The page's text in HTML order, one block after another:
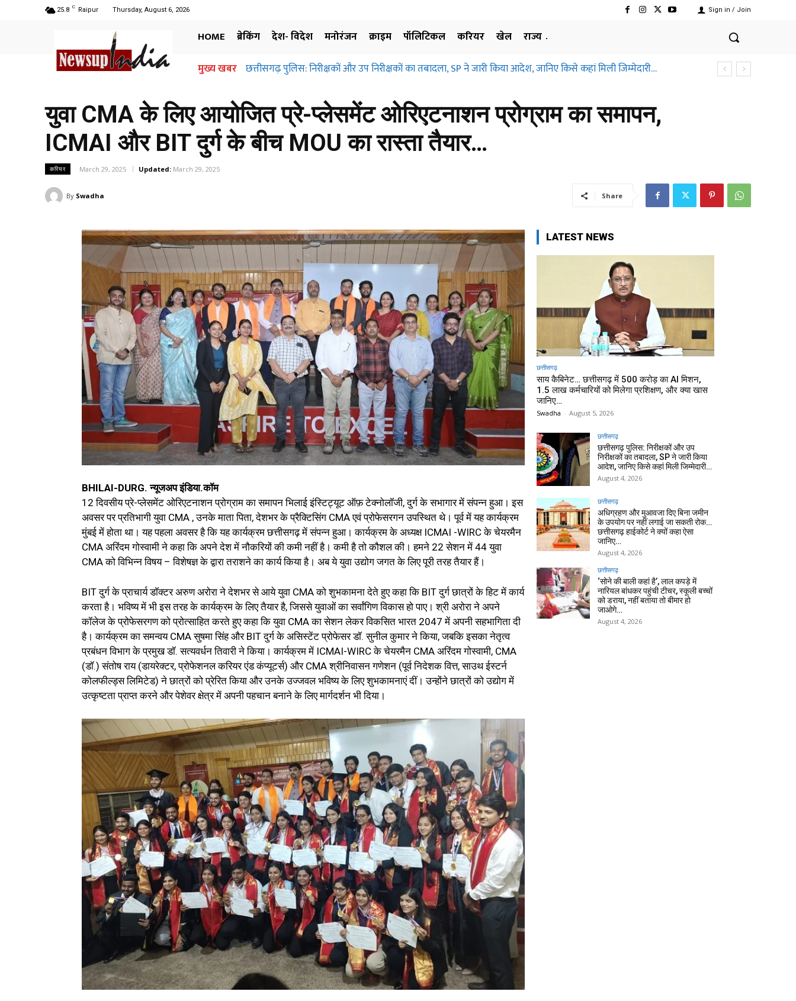
25.8 C Raipur Thursday, August 6, 2026 Sign in / Join
HOME ब्रेकिंग देश- विदेश मनोरंजन क्राइम पॉलिटिकल करियर खेल
राज्य
मुख्य खबर छत्तीसगढ़ पुलिस: निरीक्षकों और उप निरीक्षकों का तबादला, SP ने जारी किया आदेश, जानिए किसे कहां मिली जिम्मेदारी…
अधिग्रहण और मुआवजा दिए बिना जमीन के उपयोग पर नहीं लगाई जा सकती रोक… छत्तीसगढ़ हाईकोर्ट ने क्यों कहा ऐसा
युवा CMA के लिए आयोजित प्रे-प्लेसमेंट ओरिएटनाशन प्रोग्राम का समापन,
ICMAI और BIT दुर्ग के बीच MOU का रास्ता तैयार…
करियर March 29, 2025 Updated: March 29, 2025
By Swadha Share
BHILAI-DURG. न्यूजअप इंडिया.कॉम
12 दिवसीय प्रे-प्लेसमेंट ओरिएटनाशन प्रोग्राम का समापन भिलाई इंस्टिट्यूट ऑफ़ टेक्नोलॉजी, दुर्ग के सभागार में संपन्न हुआ। इस
अवसर पर प्रतिभागी युवा CMA , उनके माता पिता, देशभर के प्रैक्टिसिंग CMA एवं प्रोफेसरगन उपस्थित थे। पूर्व में यह कार्यक्रम
मुंबई में होता था। यह पहला अवसर है कि यह कार्यक्रम छत्तीसगढ़ में संपन्न हुआ। कार्यक्रम के अध्यक्ष ICMAI -WIRC के चेयरमैन
CMA अरिंदम गोस्वामी ने कहा कि अपने देश में नौकरियों की कमी नहीं है। कमी है तो कौशल की। हमने 22 सेशन में 44 युवा
CMA को विभिन्न विषय – विशेषज्ञ के द्वारा तराशने का कार्य किया है। अब ये युवा उद्योग जगत के लिए पूरी तरह तैयार हैं।
BIT दुर्ग के प्राचार्य डॉक्टर अरुण अरोरा ने देशभर से आये युवा CMA को शुभकामना देते हुए कहा कि BIT दुर्ग छात्रों के हिट में कार्य
करता है। भविष्य में भी इस तरह के कार्यक्रम के लिए तैयार है, जिससे युवाओं का सर्वांगिण विकास हो पाए। श्री अरोरा ने अपने
कॉलेज के प्रोफेसरगण को प्रोत्साहित करते हुए कहा कि युवा CMA का सेशन लेकर विकसित भारत 2047 में अपनी सहभागिता दी
है। कार्यक्रम का समन्वय CMA सुषमा सिंह और BIT दुर्ग के असिस्टेंट प्रोफेसर डॉ. सुनील कुमार ने किया, जबकि इसका नेतृत्व
प्रबंधन विभाग के प्रमुख डॉ. सत्यवर्धन तिवारी ने किया। कार्यक्रम में ICMAI-WIRC के चेयरमैन CMA अरिंदम गोस्वामी, CMA
(डॉ.) संतोष राय (डायरेक्टर, प्रोफेशनल करियर एंड कंप्यूटर्स) और CMA श्रीनिवासन गणेशन (पूर्व निदेशक वित्त, साउथ ईस्टर्न
कोलफील्ड्स लिमिटेड) ने छात्रों को प्रेरित किया और उनके उज्जवल भविष्य के लिए शुभकामनाएं दीं। उन्होंने छात्रों को उद्योग में
उत्कृष्टता प्राप्त करने और पेशेवर क्षेत्र में अपनी पहचान बनाने के लिए मार्गदर्शन भी दिया।
LATEST NEWS
छत्तीसगढ़
साय कैबिनेट… छत्तीसगढ़ में 500 करोड़ का AI मिशन,
1.5 लाख कर्मचारियों को मिलेगा प्रशिक्षण, और क्या खास
जानिए…
Swadha - August 5, 2026
छत्तीसगढ़
छत्तीसगढ़ पुलिस: निरीक्षकों और उप
निरीक्षकों का तबादला, SP ने जारी किया
आदेश, जानिए किसे कहां मिली जिम्मेदारी…
August 4, 2026
छत्तीसगढ़
अधिग्रहण और मुआवजा दिए बिना जमीन
के उपयोग पर नहीं लगाई जा सकती रोक…
छत्तीसगढ़ हाईकोर्ट ने क्यों कहा ऐसा
जानिए…
August 4, 2026
छत्तीसगढ़
‘सोने की बाली कहां है’, लाल कपड़े में
नारियल बांधकर पहुंची टीचर, स्कूली बच्चों
को डराया, नहीं बताया तो बीमार हो
जाओगे…
August 4, 2026